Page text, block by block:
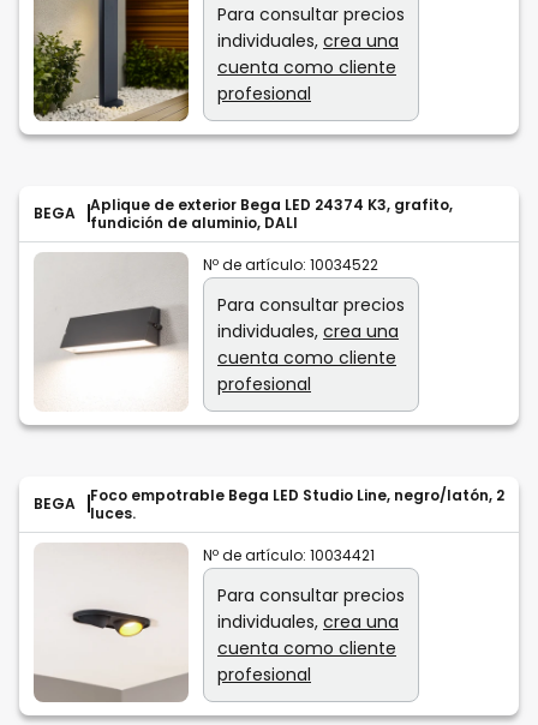
Para consultar precios
individuales, crea una
cuenta como cliente
profesional
BEGA
Aplique de exterior Bega LED 24374 K3, grafito,
fundición de aluminio, DALI
Nº de artículo: 10034522
Para consultar precios
individuales, crea una
cuenta como cliente
profesional
BEGA
Foco empotrable Bega LED Studio Line, negro/latón, 2
luces.
Nº de artículo: 10034421
Para consultar precios
individuales, crea una
cuenta como cliente
profesional